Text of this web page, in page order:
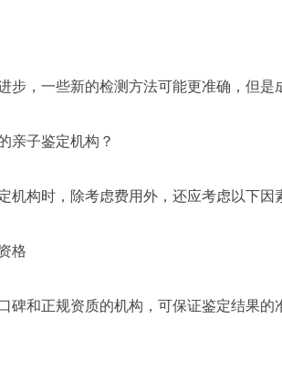
，一些新的检测方法可能更准确，但是
子鉴定机构？
构时，除考虑费用外，还应考虑以下因
格
和正规资质的机构，可保证鉴定结果的